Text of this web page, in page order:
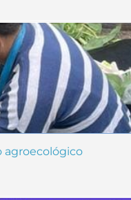
agroecológico